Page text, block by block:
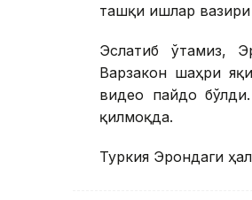
ташқи ишлар
Эслатиб ўтамиз,
Варзакон шаҳри
видео пайдо
қилмоқда.
Туркия Эрондаги